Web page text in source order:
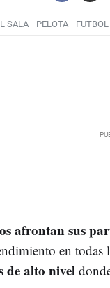
SALA PELOTA FUTBOL
afrontan sus
en todas
de alto nivel